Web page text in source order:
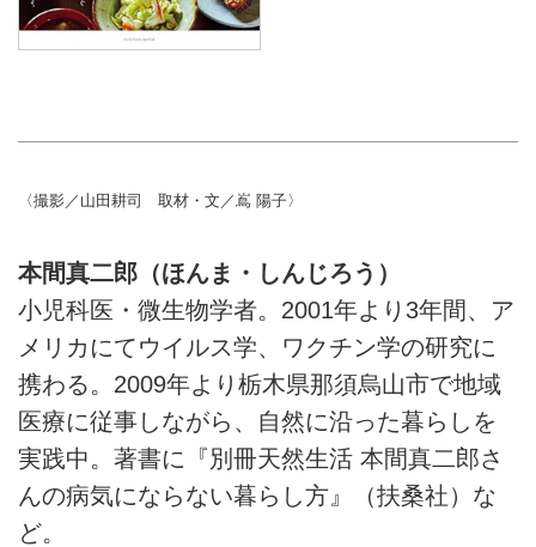
〈撮影／山田耕司 取材・文／嶌 陽子〉
本間真二郎（ほんま・しんじろう）
小児科医・微生物学者。2001年より3年間、ア
メリカにてウイルス学、ワクチン学の研究に
携わる。2009年より栃木県那須烏山市で地域
医療に従事しながら、自然に沿った暮らしを
実践中。著書に『別冊天然生活 本間真二郎さ
んの病気にならない暮らし方』（扶桑社）な
ど。